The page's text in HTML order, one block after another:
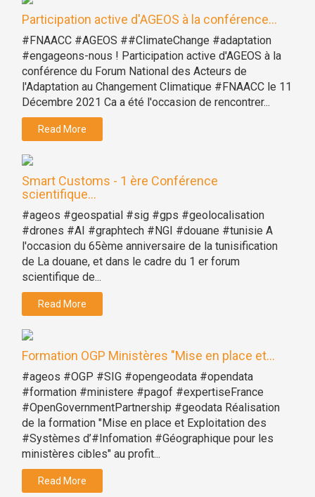
Participation active d'AGEOS à la conférence...
#FNAACC #AGEOS ##ClimateChange #adaptation
#engageons-nous ! Participation active d'AGEOS à la
conférence du Forum National des Acteurs de
l'Adaptation au Changement Climatique #FNAACC le 11
Décembre 2021 Ca a été l'occasion de rencontrer...
Read More
Smart Customs - 1 ère Conférence
scientifique...
#ageos #geospatial #sig #gps #geolocalisation
#drones #AI #graphtech #NGI #douane #tunisie A
l'occasion du 65ème anniversaire de la tunisification
de La douane, et dans le cadre du 1 er forum
scientifique de...
Read More
Formation OGP Ministères "Mise en place et...
#ageos #OGP #SIG #opengeodata #opendata
#formation #ministere #pagof #expertiseFrance
#OpenGovernmentPartnership #geodata Réalisation
de la formation "Mise en place et Exploitation des
#Systèmes d’#Infomation #Géographique pour les
ministères cibles" au profit...
Read More